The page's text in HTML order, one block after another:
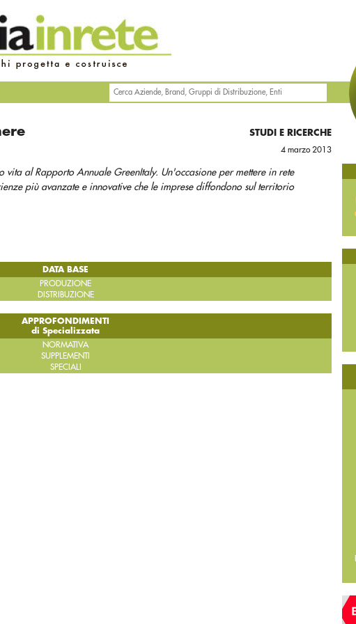
STUDI E RICERCHE
4 marzo 2013
al Rapporto Annuale GreenItaly. Un'occasione per mettere in rete
più avanzate e innovative che le imprese diffondono sul territorio
DATA BASE
PRODUZIONE
DISTRIBUZIONE
APPROFONDIMENTI
di Specializzata
NORMATIVA
SUPPLEMENTI
SPECIALI